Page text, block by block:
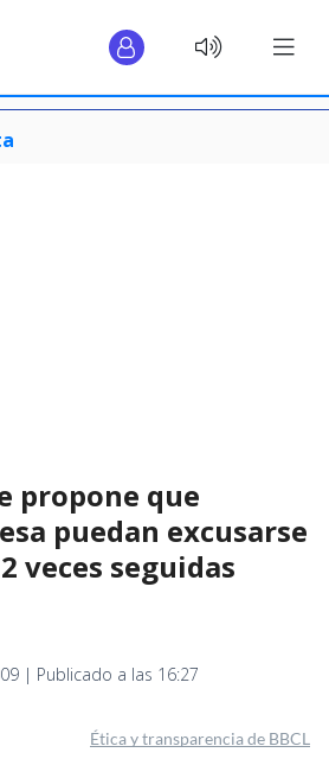
propone que
puedan excusarse
veces seguidas
| Publicado a las 16:27
Ética y transparencia de BBCL